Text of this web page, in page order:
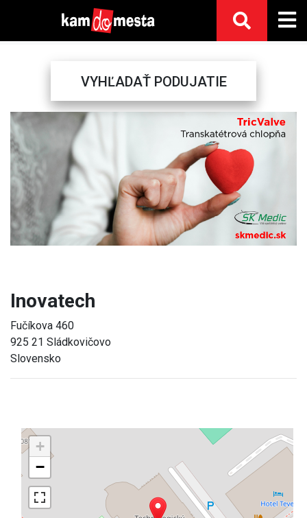
VYHĽADAŤ PODUJATIE
Previous
Inovatech
Fučíkova 460
925 21 Sládkovičovo
Slovensko
+
−